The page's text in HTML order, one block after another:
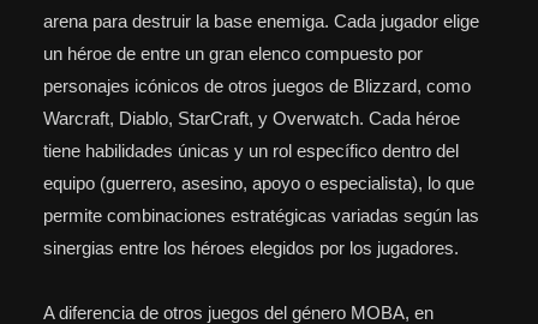
arena para destruir la base enemiga. Cada jugador elige
un héroe de entre un gran elenco compuesto por
personajes icónicos de otros juegos de Blizzard, como
Warcraft, Diablo, StarCraft, y Overwatch. Cada héroe
tiene habilidades únicas y un rol específico dentro del
equipo (guerrero, asesino, apoyo o especialista), lo que
permite combinaciones estratégicas variadas según las
sinergias entre los héroes elegidos por los jugadores.
A diferencia de otros juegos del género MOBA, en